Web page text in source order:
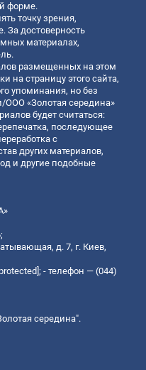
форме.
точку зрения,
За достоверность
материалах,
размещенных на этом
на страницу этого сайта,
упоминания, но без
«Золотая середина»
будет считаться:
последующее
с
других материалов,
и другие подобные
д. 7, г. Киев,
; - телефон — (044)
середина".